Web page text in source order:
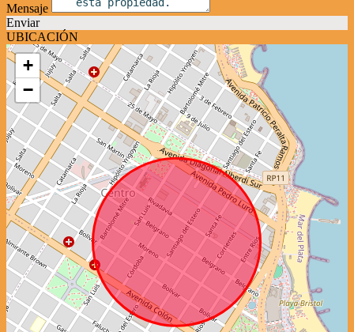
Mensaje
Enviar
UBICACIÓN
+
−